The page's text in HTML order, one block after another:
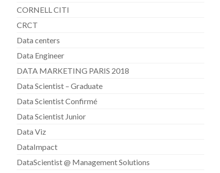
CORNELL CITI
CRCT
Data centers
Data Engineer
DATA MARKETING PARIS 2018
Data Scientist – Graduate
Data Scientist Confirmé
Data Scientist Junior
Data Viz
DataImpact
DataScientist @ Management Solutions